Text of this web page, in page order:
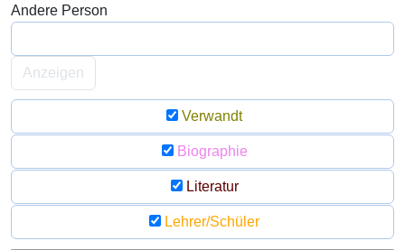
Andere Person
Anzeigen
Verwandt
Biographie
Literatur
Lehrer/Schüler